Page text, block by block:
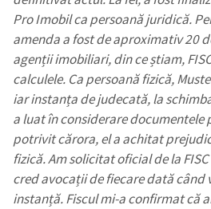
Pro Imobil ca persoană juridică.
amenda a fost de aproximativ 20
agenții imobiliari, din ce știam,
calculele. Ca persoană fizică,
iar instanța de judecată, la
a luat înconsideraredocumentele
potrivit cărora, el a achitat
fizică.Am solicitat oficial de la
cred avocațiide fiecare dată când
instanță. Fiscul mi-a confirmat că